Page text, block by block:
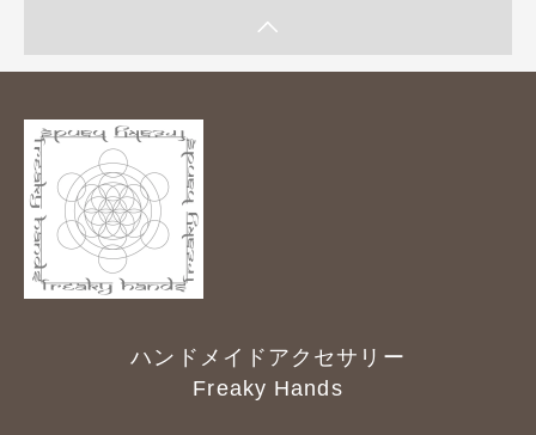
ハンドメイドアクセサリー
Freaky Hands